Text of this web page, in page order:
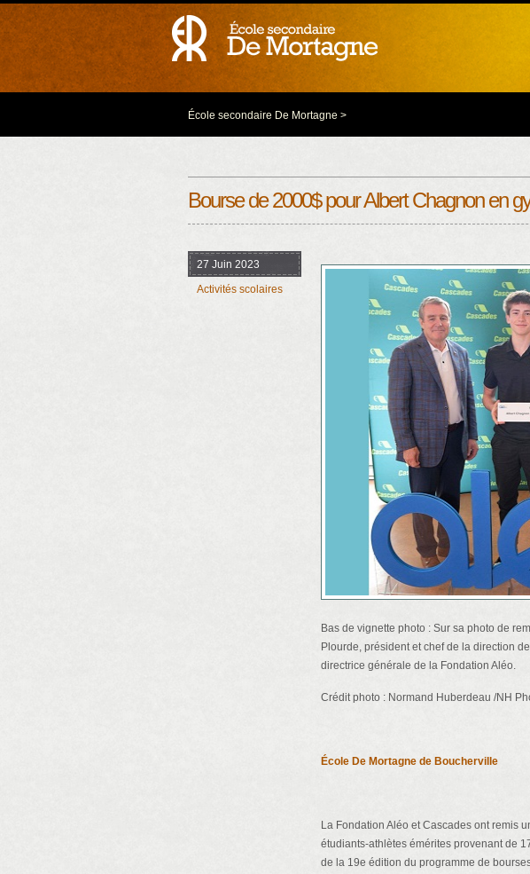
École secondaire De Mortagne >
Bourse de 2000$ pour Albert Chagnon en
27 Juin 2023
Activités scolaires
Bas de vignette photo : Sur sa photo de
Plourde, président et chef de la direction
directrice générale de la Fondation Aléo.
Crédit photo : Normand Huberdeau /NH
École De Mortagne de Boucherville
La Fondation Aléo et Cascades ont remis
étudiants-athlètes émérites provenant de
de la 19e édition du programme de